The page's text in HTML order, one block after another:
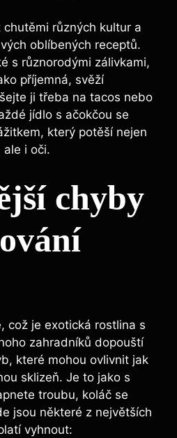
různých kultur a
oblíbených receptů.
s různorodými zálivkami,
příjemná, svěží
ji třeba na tacos nebo
jídlo s ačokčou se
který potěší nejen
ale i oči.
chyby
což je exotická rostlina s
zahradníků dopouští
které mohou ovlivnit jak
sklizeň. Je to jako s
troubu, koláč se
jsou některé z největších
vyhnout: